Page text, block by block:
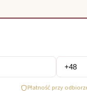
Płatność przy